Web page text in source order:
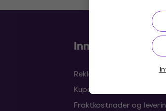
Innkjøp
Reklamasjoner og
Kuponger
Fraktkostnader og